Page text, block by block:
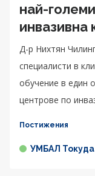
най-
инвазивна
Д-р Нихтян
специалисти в
обучение в един
центрове по
Постижения
УМБАЛ Токуда